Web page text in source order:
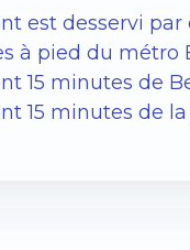
est desservi
à pied du métro
15 minutes de
15 minutes de